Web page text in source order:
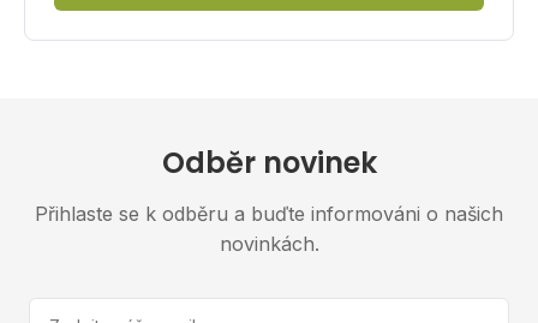
Odběr novinek
Přihlaste se k odběru a buďte informováni o našich
novinkách.